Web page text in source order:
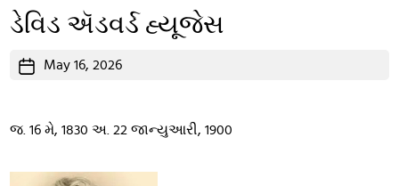
ડેવિડ ઍડવર્ડ હ્યૂજેસ
PostMay 16, 2026
જ. 16 મે, 1830 અ. 22 જાન્યુઆરી, 1900